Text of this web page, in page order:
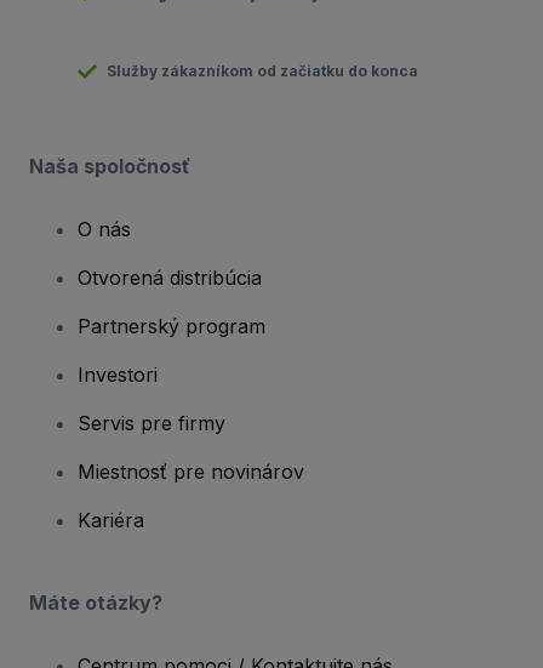
Služby zákazníkom od začiatku do konca
Naša spoločnosť
O nás
Otvorená distribúcia
Partnerský program
Investori
Servis pre firmy
Miestnosť pre novinárov
Kariéra
Máte otázky?